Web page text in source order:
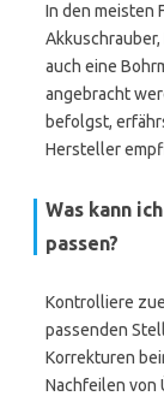
In den meisten
auch eine
angebracht
befolgst,
Hersteller
Was kann
passen?
Kontrolliere
passenden
Korrekturen
Nachfeilen von